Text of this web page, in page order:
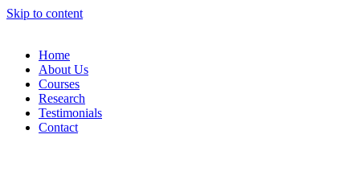
Skip to content
Home
About Us
Courses
Research
Testimonials
Contact